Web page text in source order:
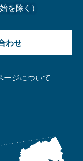
を除く）
わせ
ージについて